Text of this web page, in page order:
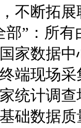
不断拓
部”：所
家数据
端现场
统计调
础数据